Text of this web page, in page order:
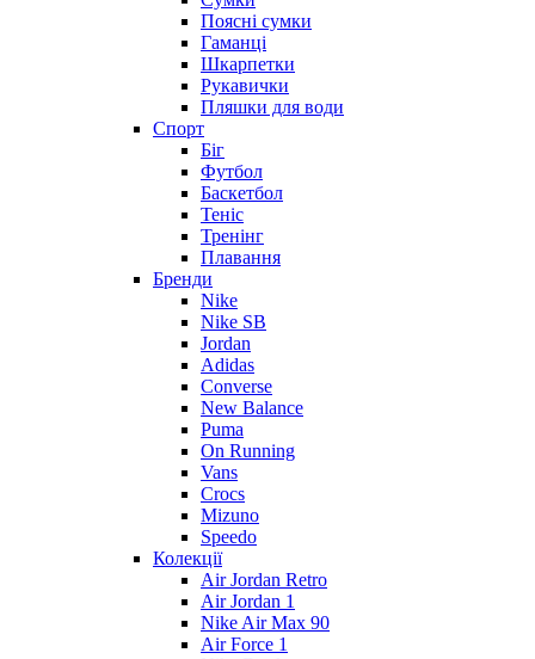
Поясні сумки
Гаманці
Шкарпетки
Рукавички
Пляшки для води
Спорт
Біг
Футбол
Баскетбол
Теніс
Тренінг
Плавання
Бренди
Nike
Nike SB
Jordan
Adidas
Converse
New Balance
Puma
On Running
Vans
Crocs
Mizuno
Speedo
Колекції
Air Jordan Retro
Air Jordan 1
Nike Air Max 90
Air Force 1